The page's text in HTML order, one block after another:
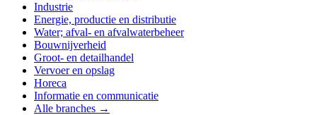
Industrie
Energie, productie en distributie
Water; afval- en afvalwaterbeheer
Bouwnijverheid
Groot- en detailhandel
Vervoer en opslag
Horeca
Informatie en communicatie
Alle branches →